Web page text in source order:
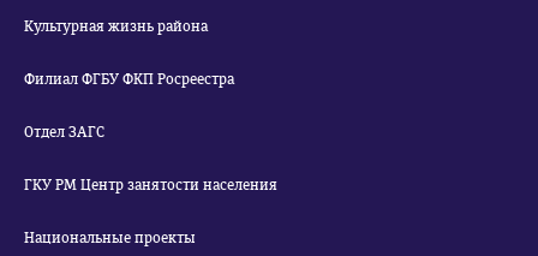
Культурная жизнь района
Филиал ФГБУ ФКП Росреестра
Отдел ЗАГС
ГКУ РМ Центр занятости населения
Национальные проекты